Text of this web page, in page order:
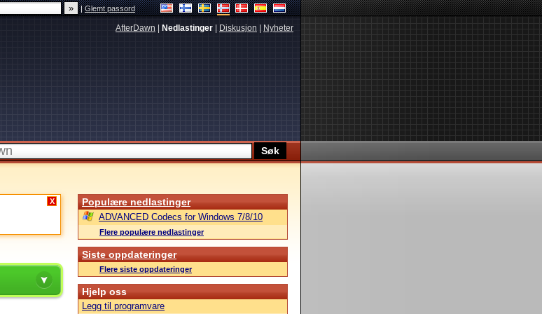
|Glemt passord
AfterDawn Nedlastinger Diskusjon Nyheter
X Populære nedlastinger
ADVANCED Codecs for Windows 7/8/10
Flere populære nedlastinger
Siste oppdateringer
Flere siste oppdateringer
Hjelp oss
Legg til programvare